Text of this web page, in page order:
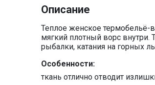
Описание
Теплое женское термобельё-
мягкий плотный ворс внутри.
рыбалки, катания на горных
Особенности:
ткань отлично отводит